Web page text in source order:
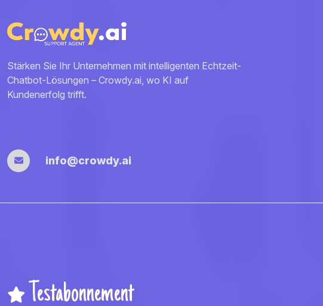
Stärken Sie Ihr Unternehmen mit intelligenten Echtzeit-
Chatbot-Lösungen – Crowdy.ai, wo KI auf
Kundenerfolg trifft.
info@crowdy.ai
Testabonnement